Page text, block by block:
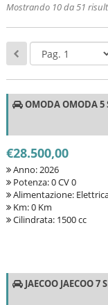
Mostrando 10 da 51
OMODA OMODA 5
€28.500,00
Anno: 2026
Potenza: 0 CV 0
Alimentazione:
Km: 0 Km
Cilindrata: 1500 cc
JAECOO JAECOO 7